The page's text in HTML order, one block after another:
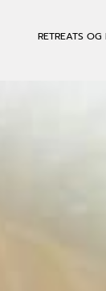
RETREATS OG